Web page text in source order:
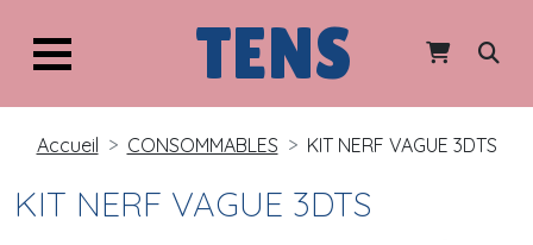
TENS
Accueil CONSOMMABLES KIT NERF VAGUE 3DTS
KIT NERF VAGUE 3DTS